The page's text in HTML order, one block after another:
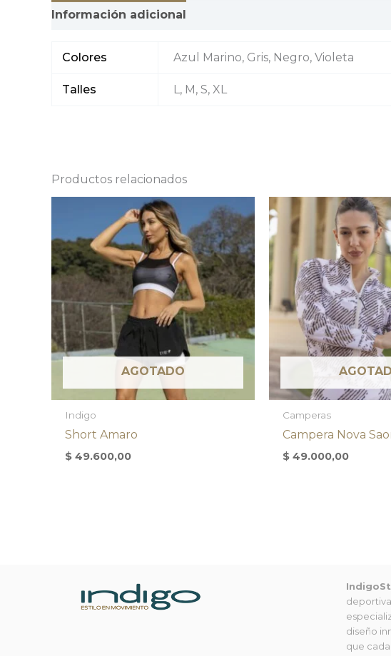
Información adicional
Colores Azul Marino, Gris, Negro, Violeta
Talles L, M, S, XL
Productos relacionados
AGOTADO
Indigo
Short Amaro
$ 49.600,00
Camperas
Campera Nova
$ 49.000,00
diseño
que